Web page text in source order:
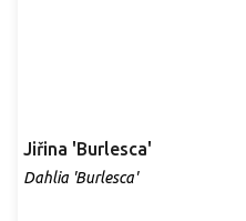
Jiřina 'Burlesca'
Dahlia 'Burlesca'